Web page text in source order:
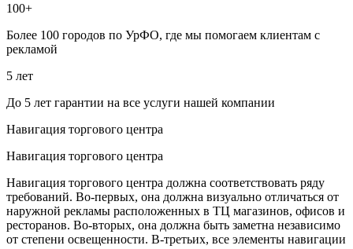
100+
Более 100 городов по УрФО, где мы помогаем клиентам с
рекламой
5 лет
До 5 лет гарантии на все услуги нашей компании
Навигация торгового центра
Навигация торгового центра
Навигация торгового центра должна соответствовать ряду
требований. Во-первых, она должна визуально отличаться от
наружной рекламы расположенных в ТЦ магазинов, офисов и
ресторанов. Во-вторых, она должна быть заметна независимо
от степени освещенности. В-третьих, все элементы навигации